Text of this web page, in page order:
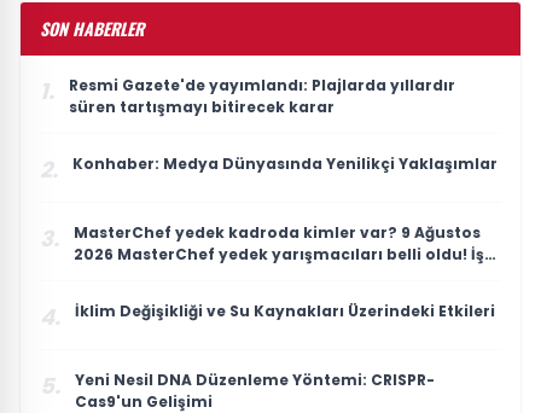
SON HABERLER
1.
Resmi Gazete'de yayımlandı: Plajlarda yıllardır
süren tartışmayı bitirecek karar
2. Konhaber: Medya Dünyasında Yenilikçi Yaklaşımlar
3.
MasterChef yedek kadroda kimler var? 9 Ağustos
2026 MasterChef yedek yarışmacıları belli oldu! İşte
4. İklim Değişikliği ve Su Kaynakları Üzerindeki Etkileri
5.
Yeni Nesil DNA Düzenleme Yöntemi: CRISPR-
Cas9'un Gelişimi